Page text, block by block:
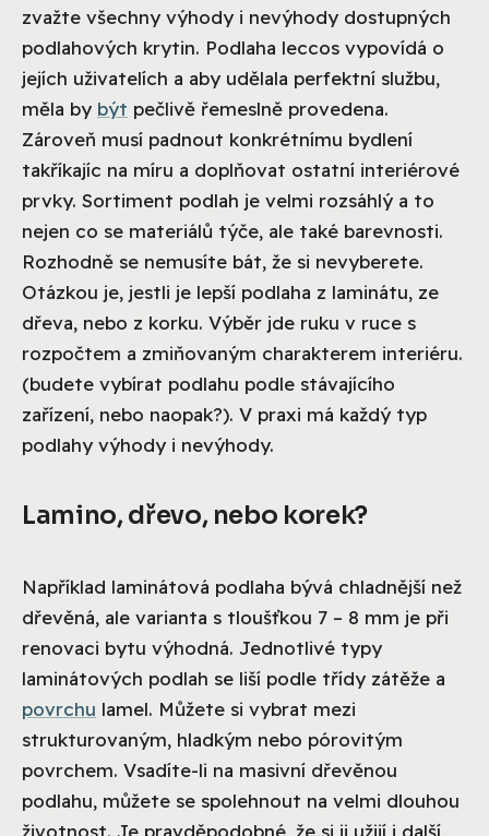
zvažte všechny výhody i nevýhody dostupných
podlahových krytin. Podlaha leccos vypovídá o
jejích uživatelích a aby udělala perfektní službu,
měla by být pečlivě řemeslně provedena.
Zároveň musí padnout konkrétnímu bydlení
takříkajíc na míru a doplňovat ostatní interiérové
prvky. Sortiment podlah je velmi rozsáhlý a to
nejen co se materiálů týče, ale také barevnosti.
Rozhodně se nemusíte bát, že si nevyberete.
Otázkou je, jestli je lepší podlaha z laminátu, ze
dřeva, nebo z korku. Výběr jde ruku v ruce s
rozpočtem a zmiňovaným charakterem interiéru.
(budete vybírat podlahu podle stávajícího
zařízení, nebo naopak?). V praxi má každý typ
podlahy výhody i nevýhody.
Lamino, dřevo, nebo korek?
Například laminátová podlaha bývá chladnější než
dřevěná, ale varianta s tloušťkou 7 – 8 mm je při
renovaci bytu výhodná. Jednotlivé typy
laminátových podlah se liší podle třídy zátěže a
povrchu lamel. Můžete si vybrat mezi
strukturovaným, hladkým nebo pórovitým
povrchem. Vsadíte-li na masivní dřevěnou
podlahu, můžete se spolehnout na velmi dlouhou
životnost. Je pravděpodobné, že si ji užijí i další